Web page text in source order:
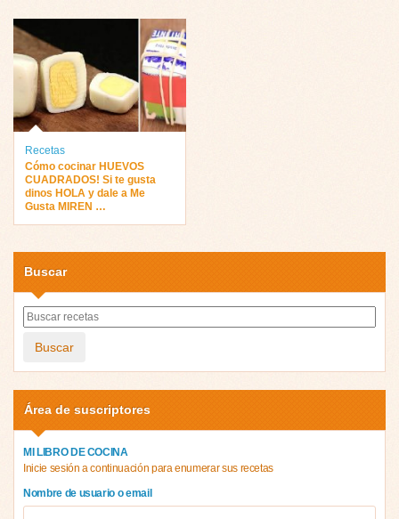
Recetas
Cómo cocinar HUEVOS
CUADRADOS! Si te gusta
dinos HOLA y dale a Me
Gusta MIREN …
Buscar
Buscar
Área de suscriptores
MI LIBRO DE COCINA
Inicie sesión a continuación para enumerar sus recetas
Nombre de usuario o email